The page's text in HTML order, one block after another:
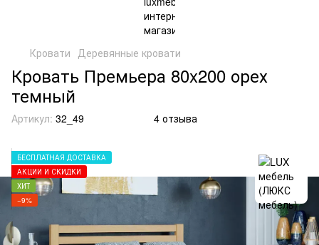
Кровати Деревянные кровати
Кровать Премьера 80x200 орех
темный
Артикул: 32_49 4 отзыва
БЕСПЛАТНАЯ ДОСТАВКА
АКЦИИ И СКИДКИ
ХИТ
−9%